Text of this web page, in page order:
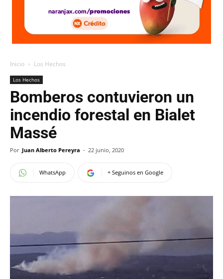
Inicio Los Hechos
Los Hechos
Bomberos contuvieron un
incendio forestal en Bialet
Massé
Por Juan Alberto Pereyra - 22 junio, 2020
WhatsApp + Seguinos en Google